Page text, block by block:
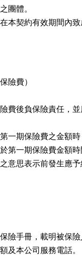
團體。
本契約有效期間內
險費）
費後負保險責任，
一期保險費之金額
第一期保險費金額
意思表示前發生應
險手冊，載明被保
及本公司服務電話。